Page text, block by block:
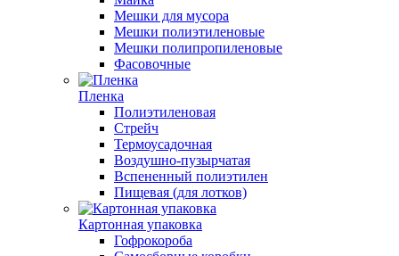
Мешки для мусора
Мешки полиэтиленовые
Мешки полипропиленовые
Фасовочные
Пленка
Полиэтиленовая
Стрейч
Термоусадочная
Воздушно-пузырчатая
Вспененный полиэтилен
Пищевая (для лотков)
Картонная упаковка
Гофрокороба